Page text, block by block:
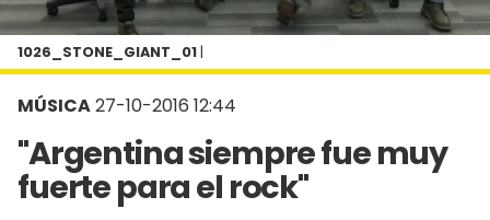
MÚSICA27-10-2016 12:44
"Argentina siempre fue muy
fuerte para el rock"
1026_STONE_GIANT_01 |